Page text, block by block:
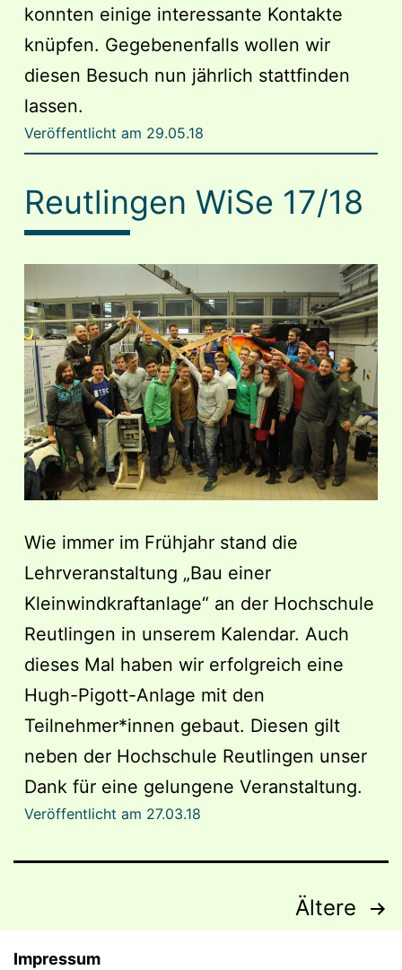
konnten einige interessante Kontakte
knüpfen. Gegebenenfalls wollen wir
diesen Besuch nun jährlich stattfinden
lassen.
Veröffentlicht am 29.05.18
Reutlingen WiSe 17/18
Wie immer im Frühjahr stand die
Lehrveranstaltung „Bau einer
Kleinwindkraftanlage“ an der Hochschule
Reutlingen in unserem Kalendar. Auch
dieses Mal haben wir erfolgreich eine
Hugh-Pigott-Anlage mit den
Teilnehmer*innen gebaut. Diesen gilt
neben der Hochschule Reutlingen unser
Dank für eine gelungene Veranstaltung.
Veröffentlicht am 27.03.18
Ältere
Impressum